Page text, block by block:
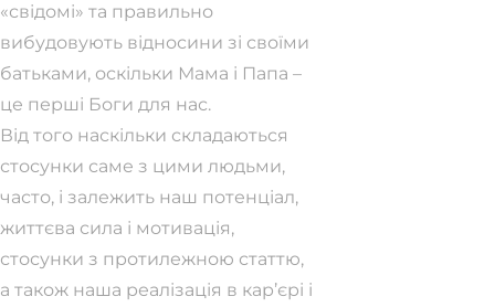
«свідомі» та правильно
вибудовують відносини зі своїми
батьками, оскільки Мама і Папа –
це перші Боги для нас.
Від того наскільки складаються
стосунки саме з цими людьми,
часто, і залежить наш потенціал,
життєва сила і мотивація,
стосунки з протилежною статтю,
а також наша реалізація в кар’єрі і